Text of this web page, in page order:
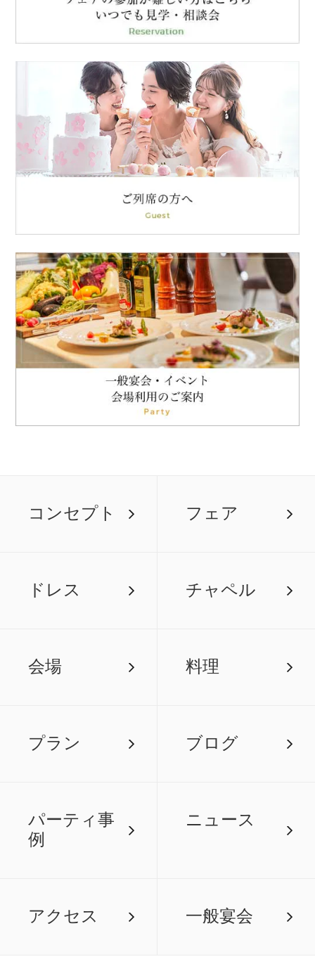
コンセプト フェア
ドレス チャペル
会場 料理
プラン ブログ
パーティ事
例
ニュース
アクセス 一般宴会